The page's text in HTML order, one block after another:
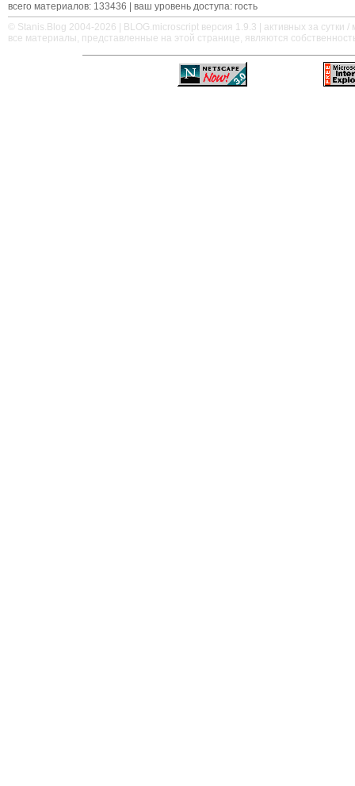
всего материалов: 133436 | ваш уровень доступа: гость
© Stanis.Blog 2004-2026 |
BLOG.microscript версия 1.9.3 | активных за сутки /
все материалы, представленные на этой странице, являются
—————————————————————